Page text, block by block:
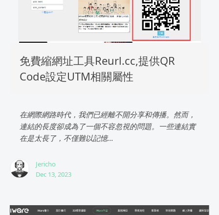
免費縮網址工具Reurl.cc,提供QR
Code設定UTM相關屬性
在網際網路時代，我們已經離不開分享和傳播。然而，
連結的長度卻成為了一個不容忽視的問題。一些連結實
在是太長了，不僅難以記憶...
Jericho
Dec 13, 2023